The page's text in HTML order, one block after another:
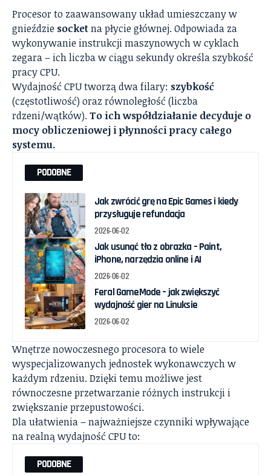
Procesor to zaawansowany układ umieszczany w
gnieździe socketna płycie głównej. Odpowiada za
wykonywanie instrukcji maszynowych w cyklach
zegara – ich liczba w ciągu sekundy określa szybkość
pracy CPU.
Wydajność CPU tworzą dwa filary: szybkość
(częstotliwość) oraz równoległość (liczba
rdzeni/wątków).To ich współdziałanie decyduje o
mocy obliczeniowej i płynności pracy całego
systemu.
PODOBNE
Jak zwrócić grę na Epic Games i kiedy
przysługuje refundacja
2026-06-02
Jak usunąć tło z obrazka – Paint,
iPhone, narzędzia online i AI
2026-06-02
Feral GameMode – jak zwiększyć
wydajność gier na Linuksie
2026-06-02
Wnętrze nowoczesnego procesora to wiele
wyspecjalizowanych jednostek wykonawczych w
każdym rdzeniu. Dzięki temu możliwe jest
równoczesne przetwarzanie różnych instrukcji i
zwiększanie przepustowości.
Dla ułatwienia – najważniejsze czynniki wpływające
na realną wydajność CPU to:
PODOBNE